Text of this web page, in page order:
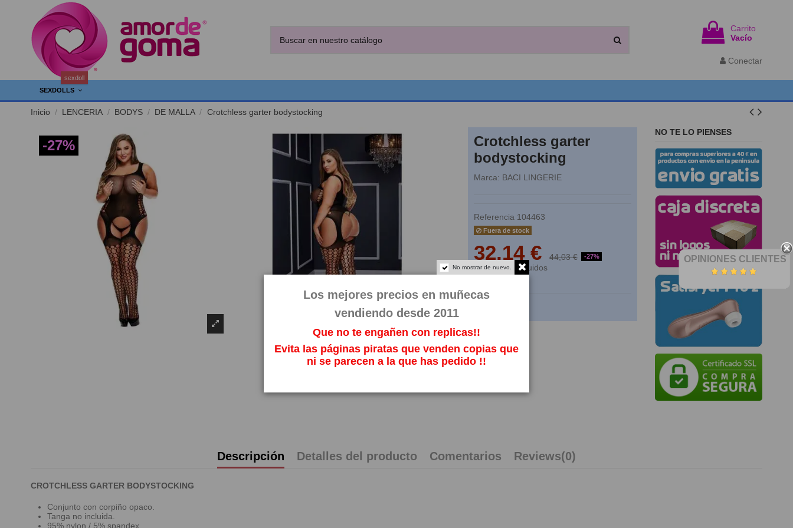
Carrito
Vacío
Conectar
SEXDOLLS
sexdoll
Inicio LENCERIA BODYS DE MALLA Crotchless garter bodystocking
-27%
Crotchless garter
bodystocking
Marca: BACI LINGERIE
Referencia 104463
Fuera de stock
32,14 € 44,03 € -27%
Impuestos incluidos
NO TE LO PIENSES
Descripción Detalles del producto Comentarios Reviews(0)
CROTCHLESS GARTER BODYSTOCKING
Conjunto con corpiño opaco.
Tanga no incluida.
95% nylon / 5% spandex
OPINIONES CLIENTES
No mostrar de nuevo.
Los mejores precios en muñecas
vendiendo desde 2011
Que no te engañen con replicas!!
Evita las páginas piratas que venden copias que
ni se parecen a la que has pedido !!